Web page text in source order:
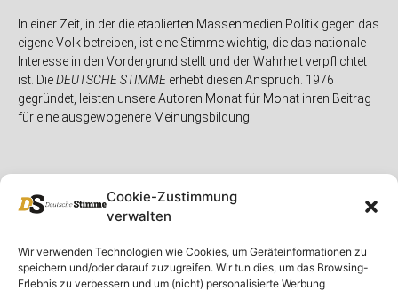
Cookie-Zustimmung
verwalten
Wir verwenden Technologien wie Cookies, um Geräteinformationen zu
speichern und/oder darauf zuzugreifen. Wir tun dies, um das Browsing-
Erlebnis zu verbessern und um (nicht) personalisierte Werbung
In einer Zeit, in der die etablierten Massenmedien Politik gegen das
eigene Volk betreiben, ist eine Stimme wichtig, die das nationale
Interesse in den Vordergrund stellt und der Wahrheit verpflichtet
ist. DieDEUTSCHE STIMMEerhebt diesen Anspruch. 1976
gegründet, leisten unsere Autoren Monat für Monat ihren Beitrag
für eine ausgewogenere Meinungsbildung.
Unser Magazin
Spenden
Rubriken
Deutschland
Rechtliches
Rechtliche Hinweise